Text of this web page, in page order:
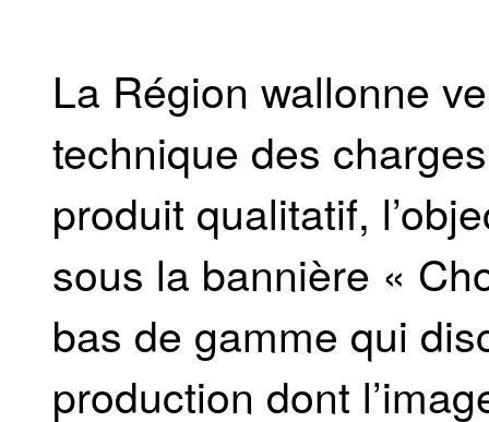
La Région wallonne
technique des
produit qualitatif,
sous la bannière «
bas de gamme qui
production dont